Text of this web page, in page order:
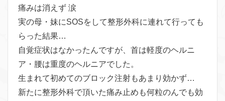
痛みは消えず 涙
実の母・妹にSOSをして整形外科に連れて行っても
らった結果…
自覚症状はなかったんですが、首は軽度のヘルニ
ア・腰は重度のヘルニアでした。
生まれて初めてのブロック注射もあまり効かず…
新たに整形外科で頂いた痛み止めも何粒のんでも効